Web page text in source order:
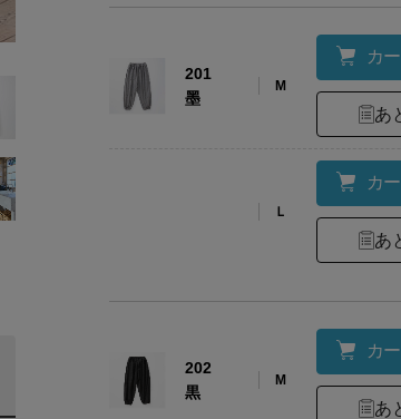
201
墨
M
カ
あ
Ｌ
カ
あ
202
黒
M
カ
あ